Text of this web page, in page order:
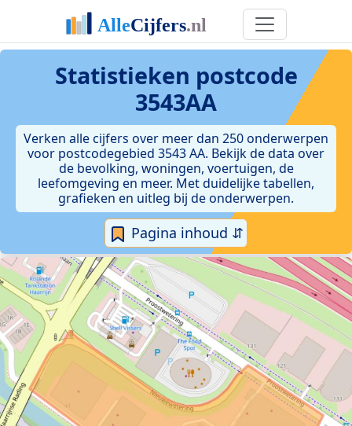
Statistieken postcode
3543AA
Verken alle cijfers over meer dan 250 onderwerpen
voor postcodegebied 3543 AA. Bekijk de data over
de bevolking, woningen, voertuigen, de
leefomgeving en meer. Met duidelijke tabellen,
grafieken en uitleg bij de onderwerpen.
Pagina inhoud ⇵